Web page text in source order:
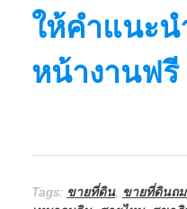
ให้คำแนะน
หน้างานฟรี
Tags: ขายที่ดิน, ขายที่ดินถ